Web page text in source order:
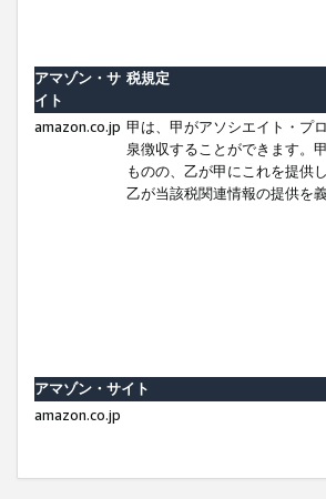
アマゾン・サ
イト
税規定
amazon.co.jp 甲は、甲がアソシエイト・プ
泉徴収することができます。
ものの、乙が甲にこれを提供
乙が当該税関連情報の提供を
アマゾン・サイト
amazon.co.jp